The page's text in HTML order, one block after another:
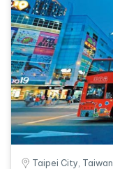
Taipei City, Taiwan